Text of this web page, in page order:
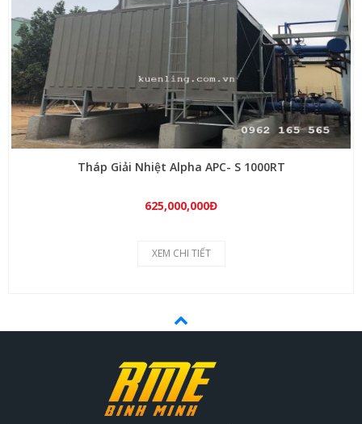
Tháp Giải Nhiệt Alpha APC- S 1000RT
625,000,000Đ
XEM CHI TIẾT